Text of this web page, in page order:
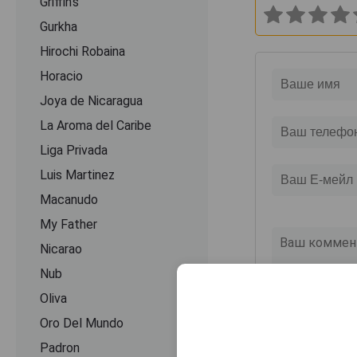
Gurkha
Hirochi Robaina
Horacio
Joya de Nicaragua
La Aroma del Caribe
Liga Privada
Luis Martinez
Macanudo
My Father
Nicarao
Nub
Oliva
Oro Del Mundo
Padron